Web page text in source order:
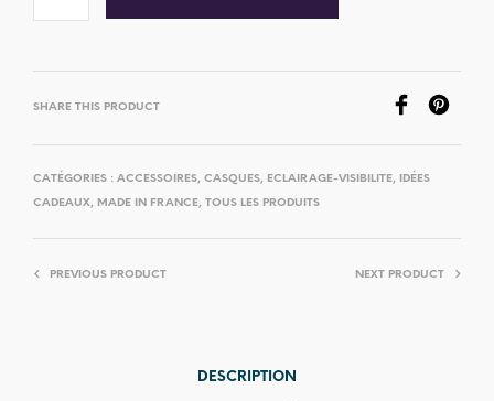
SHARE THIS PRODUCT
CATÉGORIES : ACCESSOIRES, CASQUES, ECLAIRAGE-VISIBILITE,
IDÉES
CADEAUX, MADE IN FRANCE, TOUS LES PRODUITS
PREVIOUS PRODUCT NEXT PRODUCT
DESCRIPTION